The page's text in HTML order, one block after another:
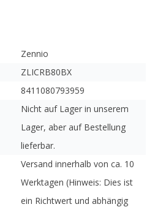
Zennio
ZLICRB80BX
8411080793959
Nicht auf Lager in unserem
Lager, aber auf Bestellung
lieferbar.
Versand innerhalb von ca. 10
Werktagen (Hinweis: Dies ist
ein Richtwert und abhängig